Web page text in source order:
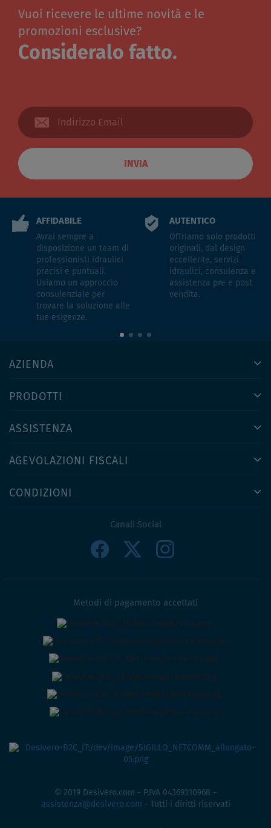
Vuoi ricevere le ultime novità e le
promozioni esclusive?
Consideralo fatto.
INVIA
AFFIDABILE
Avrai sempre a
disposizione un team di
professionisti idraulici
precisi e puntuali.
Usiamo un approccio
consulenziale per
trovare la soluzione alle
tue esigenze.
AUTENTICO
Offriamo solo prodotti
originali, dal design
eccellente, servizi
idraulici, consulenza e
assistenza pre e post
vendita.
AZIENDA
PRODOTTI
ASSISTENZA
AGEVOLAZIONI FISCALI
CONDIZIONI
Canali Social
Metodi di pagamento accettati
© 2019 Desivero.com - P.IVA 04369310968 -
assistenza@desivero.com - Tutti i diritti riservati